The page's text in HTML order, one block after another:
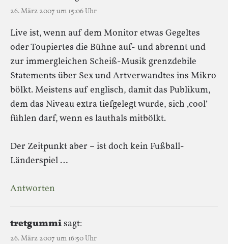
26. März 2007 um 15:06 Uhr
Live ist, wenn auf dem Monitor etwas Gegeltes
oder Toupiertes die Bühne auf- und abrennt und
zur immergleichen Scheiß-Musik grenzdebile
Statements über Sex und Artverwandtes ins Mikro
bölkt. Meistens auf englisch, damit das Publikum,
dem das Niveau extra tiefgelegt wurde, sich ‚cool‘
fühlen darf, wenn es lauthals mitbölkt.
Der Zeitpunkt aber – ist doch kein Fußball-
Länderspiel …
Antworten
tretgummisagt:
26. März 2007 um 16:50 Uhr